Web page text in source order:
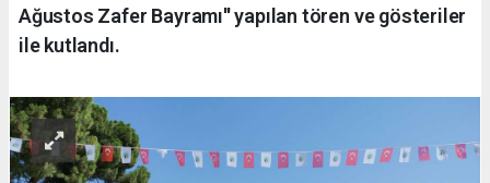
Ağustos Zafer Bayramı'' yapılan tören ve gösteriler
ile kutlandı.